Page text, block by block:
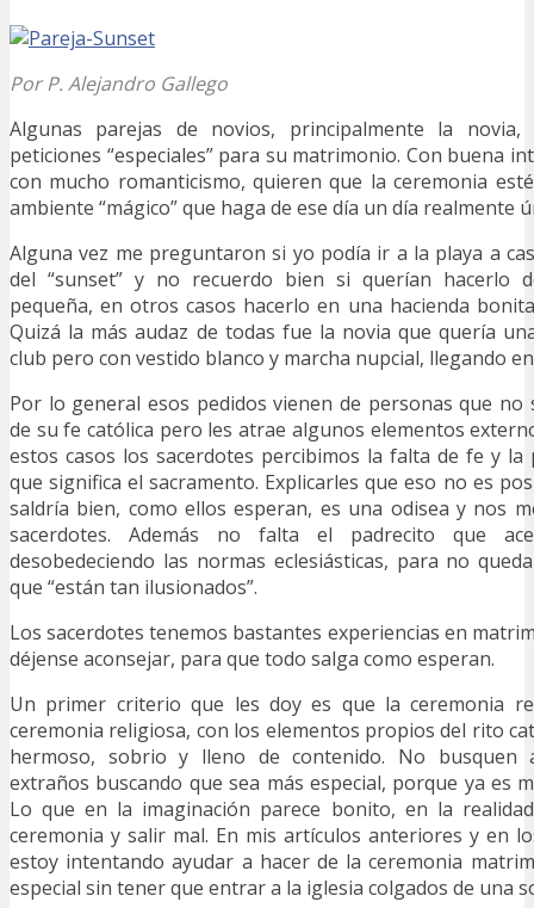
Por P. Alejandro Gallego
Algunas parejas de novios, principalmente la novia,
peticiones “especiales” para su matrimonio. Con buena
con mucho romanticismo, quieren que la ceremonia
ambiente “mágico” que haga de ese día un día realmente
Alguna vez me preguntaron si yo podía ir a la playa a
del “sunset” y no recuerdo bien si querían hacerlo
pequeña, en otros casos hacerlo en una hacienda
Quizá la más audaz de todas fue la novia que quería
club pero con vestido blanco y marcha nupcial, llegando
Por lo general esos pedidos vienen de personas que no
de su fe católica pero les atrae algunos elementos
estos casos los sacerdotes percibimos la falta de fe y la
que significa el sacramento. Explicarles que eso no es
saldría bien, como ellos esperan, es una odisea y nos
sacerdotes. Además no falta el padrecito que
desobedeciendo las normas eclesiásticas, para no
que “están tan ilusionados”.
Los sacerdotes tenemos bastantes experiencias en
déjense aconsejar, para que todo salga como esperan.
Un primer criterio que les doy es que la ceremonia
ceremonia religiosa, con los elementos propios del rito
hermoso, sobrio y lleno de contenido. No busquen
extraños buscando que sea más especial, porque ya es
Lo que en la imaginación parece bonito, en la
ceremonia y salir mal. En mis artículos anteriores y en
estoy intentando ayudar a hacer de la ceremonia
especial sin tener que entrar a la iglesia colgados de una